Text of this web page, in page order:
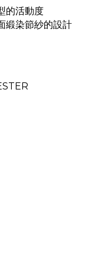
的活動度
緞染節紗的設計